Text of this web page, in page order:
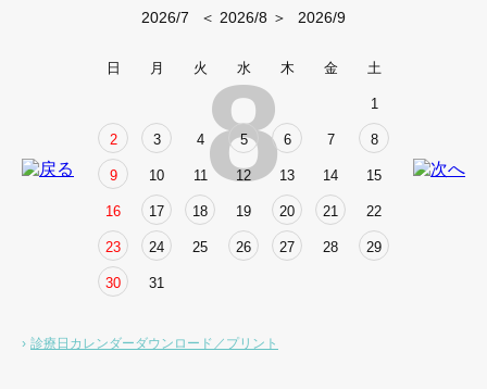
2026/7 ＜ 2026/8 ＞ 2026/9
日 月 火 水 木 金 土
1
2 3 4 5 6 7 8
9 10 11 12 13 14 15
16 17 18 19 20 21 22
23 24 25 26 27 28 29
30 31
8
診療日カレンダーダウンロード／プリント